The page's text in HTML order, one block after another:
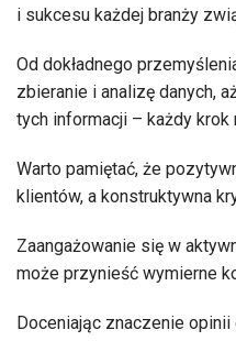
i sukcesu każdej branży
Od dokładnego
zbieranie i analizę danych,
tych informacji – każdy krok
Warto pamiętać, że
klientów, a konstruktywna
Zaangażowanie się w
może przynieść wymierne
Doceniając znaczenie